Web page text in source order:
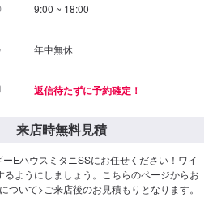
9:00 ~ 18:00
年中無休
返信待たずに予約確定！
来店時無料見積
EハウスミタニSSにお任せください！ワイ
ようにしましょう。こちらのページからお
ついて>ご来店後のお見積もりとなります。